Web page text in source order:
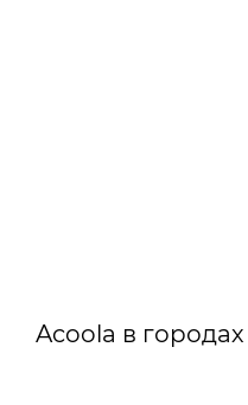
Acoola в городах